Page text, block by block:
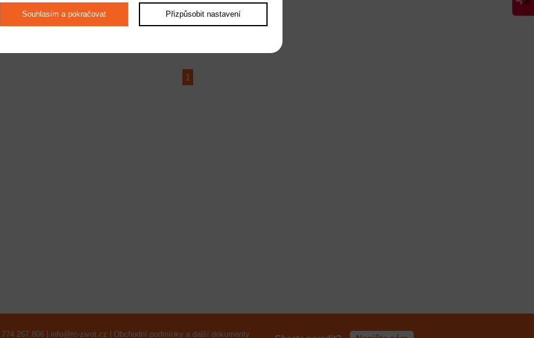
299 Kč
1
267 806 | info@rc-zivot.cz Obchodní podmínky a další dokumenty
Souhlasím a pokračovat Přizpůsobit nastavení